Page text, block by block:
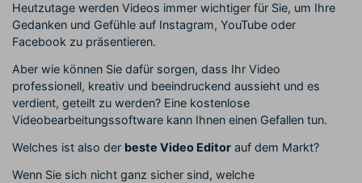
Creator
Monetarisierungs-
Programm
Monetarisieren Sie
Ihren Einfluss mit Filmora
Freunde-werben-
Programm
An Freunde empfehlen,
Belohnungen erhalten
Kunden-Geschichten
Erfahren Sie, wie unsere
Kunden Erfolg haben
Affiliate-Programm
Heutzutage werden Videos immer wichtiger für Sie, um Ihre
Gedanken und Gefühle auf Instagram, YouTube oder
Facebook zu präsentieren.
Aber wie können Sie dafür sorgen, dass Ihr Video
professionell, kreativ und beeindruckend aussieht und es
verdient, geteilt zu werden? Eine kostenlose
Videobearbeitungssoftware kann Ihnen einen Gefallen tun.
Welches ist also der beste Video Editor auf dem Markt?
Wenn Sie sich nicht ganz sicher sind, welche